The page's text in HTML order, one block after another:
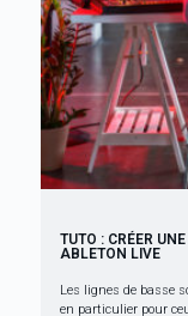
TUTO : CRÉER
ABLETON LIVE
Les lignes de basse
en particulier pour